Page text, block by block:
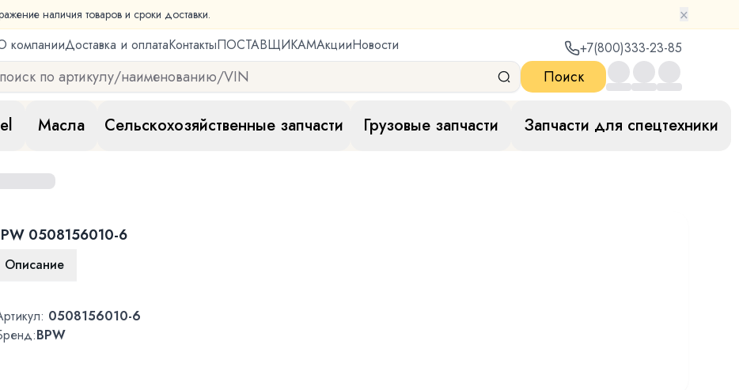
наличия товаров и сроки доставки. ×
компанииДоставка и оплатаКонтактыПОСТАВЩИКАМАкцииНовости +7(800)333-23-85
Поиск
Масла Сельскохозяйственные запчасти Грузовые запчасти Запчасти для спецтехники
0508156010-6
Описание
0508156010-6
BPW